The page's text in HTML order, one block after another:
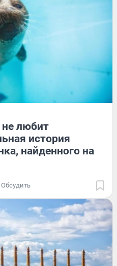
любит
история
найденного на
Обсудить